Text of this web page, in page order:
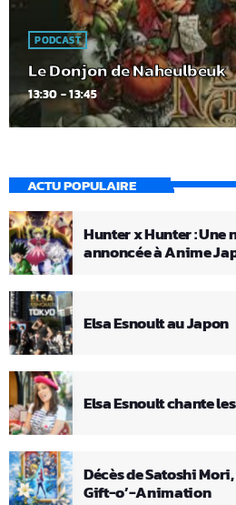
PODCAST
Le Donjon de Naheulbeuk
13:30 - 13:45
ACTU POPULAIRE
Hunter x Hunter : Une
annoncée à Anime
Elsa Esnoult au Japon
Elsa Esnoult chante
Décès de Satoshi
Gift-o’-Animation